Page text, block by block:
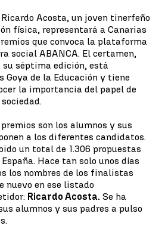
Acosta, un joven tinerfeño
física, representará a Canarias
que convoca la plataforma
social ABANCA. El certamen,
su séptima edición, está
Goya de la Educación y tiene
la importancia del papel de
son los alumnos y sus
a los diferentes candidatos.
un total de 1.306 propuestas
Hace tan solo unos días
los nombres de los finalistas
nuevo en ese listado
Ricardo Acosta. Se ha
alumnos y sus padres a pulso